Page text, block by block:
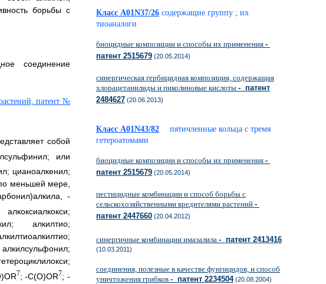
борьбы с
соединение
собой
или
цианоалкенил;
меньшей мере,
-
алкилтио;
алкилсульфонил;
7; -C(O)OR7; -
Класс A01N37/26 содержащие группу ; их
тиоаналоги
биоцидные композиции и способы их применения -
патент 2515679 (20.05.2014)
синергическая гербицидная композиция, содержащая
хлорацетанилиды и пиколиновые кислоты - патент
2484627 (20.06.2013)
Класс A01N43/82
пятичленные кольца с тремя
гетероатомами
биоцидные композиции и способы их применения -
патент 2515679 (20.05.2014)
пестицидные комбинации и способ борьбы с
сельскохозяйственными вредителями растений -
патент 2447660 (20.04.2012)
синергичные комбинации имазалила - патент 2413416
(10.03.2011)
соединения, полезные в качестве фунгицидов, и способ
уничтожения грибков - патент 2234504(20.08.2004)